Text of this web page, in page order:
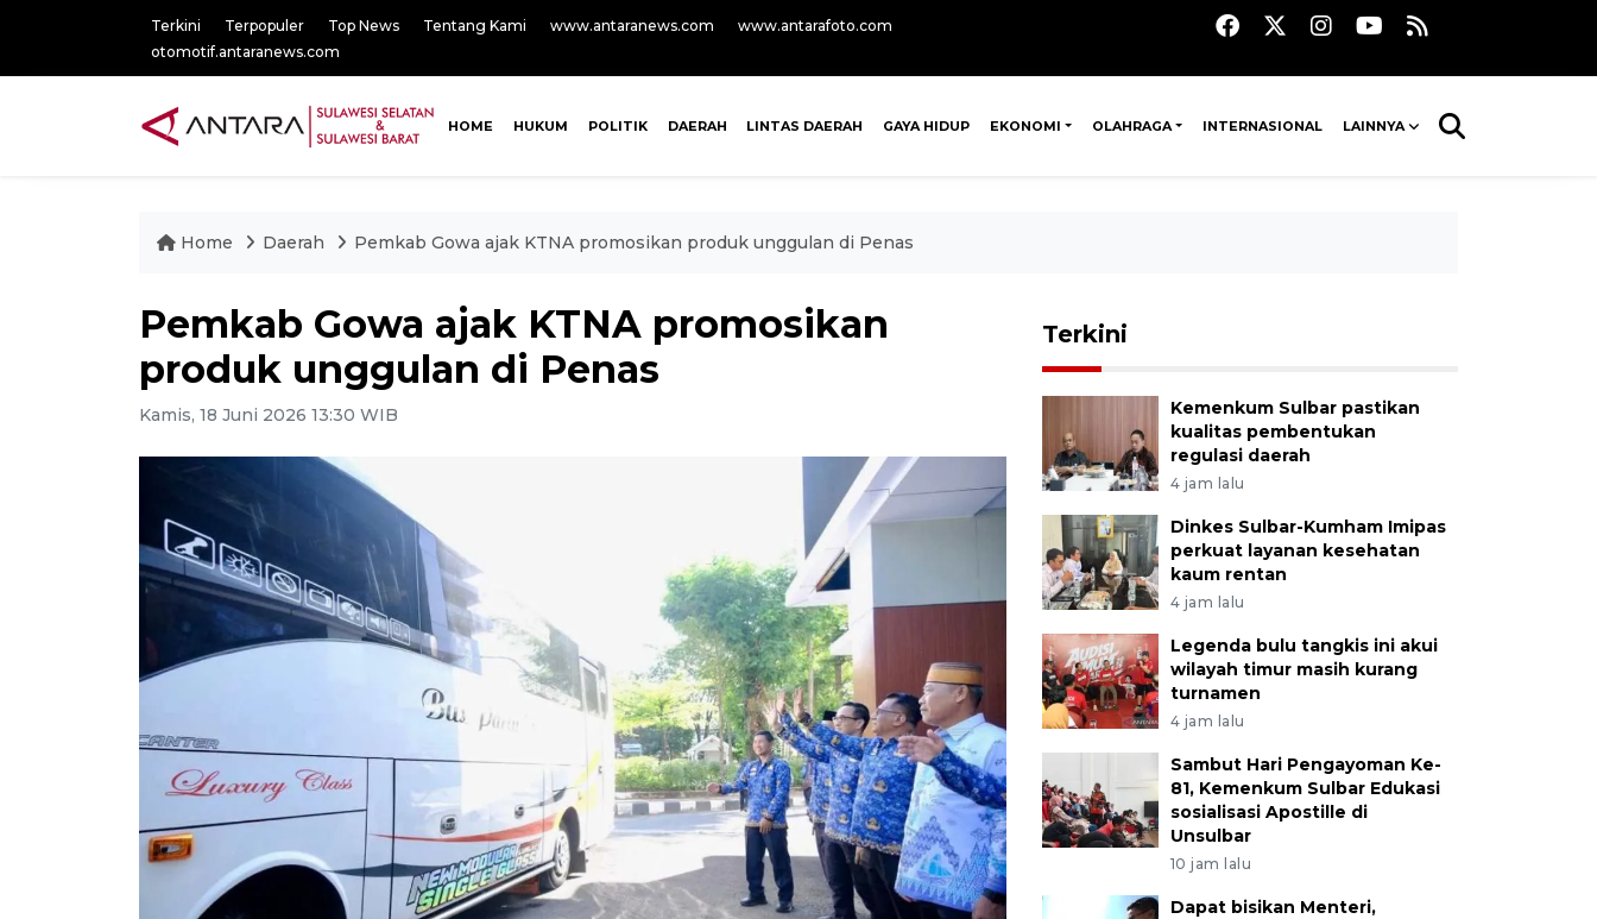
Terkini Terpopuler Top News Tentang Kami www.antaranews.com
www.antarafoto.com
otomotif.antaranews.com
HOME HUKUM POLITIK DAERAH LINTAS DAERAH GAYA HIDUP EKONOMI OLAHRAGA INTERNASIONAL LAINNYA
Home Daerah Pemkab Gowa ajak KTNA promosikan produk unggulan di Penas
Pemkab Gowa ajak KTNA promosikan
produk unggulan di Penas
Kamis, 18 Juni 2026 13:30 WIB
Terkini
Kemenkum Sulbar pastikan
kualitas pembentukan
regulasi daerah
4 jam lalu
Dinkes Sulbar-Kumham Imipas
perkuat layanan kesehatan
kaum rentan
4 jam lalu
Legenda bulu tangkis ini akui
wilayah timur masih kurang
turnamen
4 jam lalu
Sambut Hari Pengayoman Ke-
81, Kemenkum Sulbar Edukasi
sosialisasi Apostille di
Unsulbar
10 jam lalu
Dapat bisikan Menteri,